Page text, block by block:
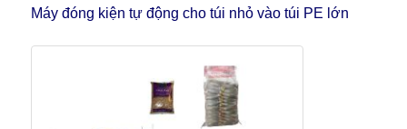
Máy đóng kiện tự động cho túi nhỏ vào túi PE lớn